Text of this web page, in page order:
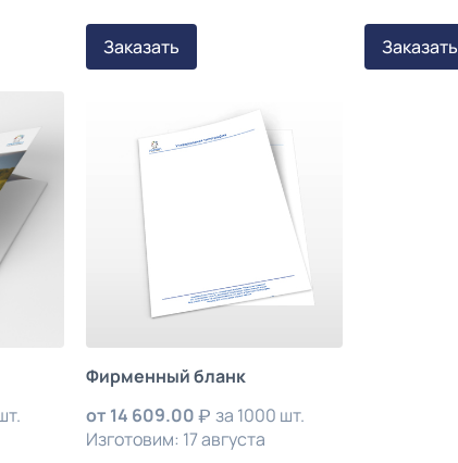
Заказать Заказать
Фирменный бланк
от 14 609.00
за 1000 шт.
Изготовим: 17 августа